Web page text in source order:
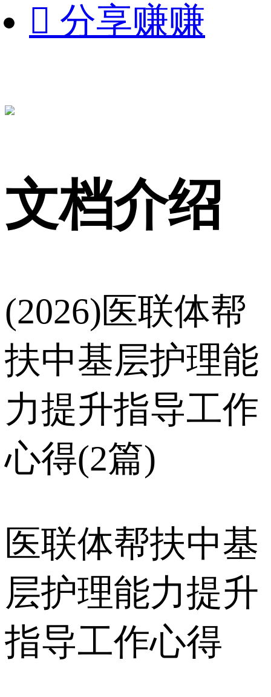
 分享赚赚
文档介绍
(2026)医联体帮
扶中基层护理能
力提升指导工作
心得(2篇)
医联体帮扶中基
层护理能力提升
指导工作心得